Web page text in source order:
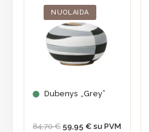
NUOLAIDA
Dubenys „Grey”
84,70€
was:
84,70 €.
59,95 €
is:
59,95 €.
su PVM